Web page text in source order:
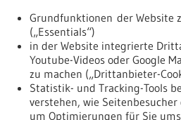
Nach oben
Grundfunktionen der Website
(„Essentials“)
in der Website integrierte
Youtube-Videos oder Google
zu machen („Drittanbieter-
Statistik- und Tracking-Tools
verstehen, wie
um Optimierungen für Sie